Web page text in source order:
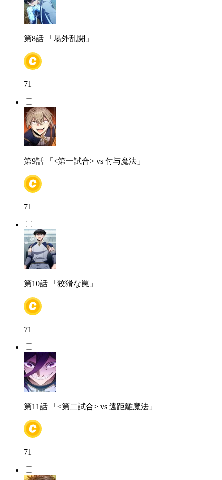
第8話 「場外乱闘」
71
第9話 「<第一試合> vs 付与魔法」
71
第10話 「狡猾な罠」
71
第11話 「<第二試合> vs 遠距離魔法」
71